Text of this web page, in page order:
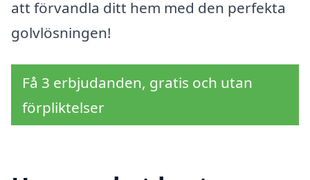
att förvandla ditt hem med den perfekta
golvlösningen!
Få 3 erbjudanden, gratis och utan
förpliktelser